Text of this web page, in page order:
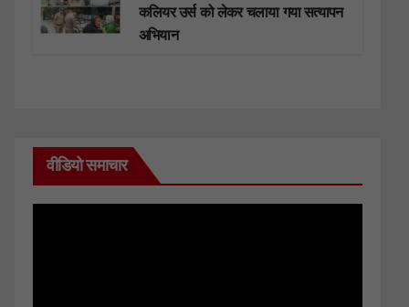
कलियर उर्स को लेकर चलाया गया सत्यापन
अभियान
वीडियो समाचार